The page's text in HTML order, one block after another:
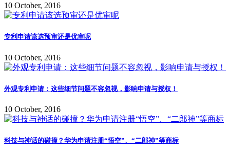
10 October, 2016
专利申请该选预审还是优审呢
10 October, 2016
外观专利申请：这些细节问题不容忽视，影响申请与授权！
10 October, 2016
科技与神话的碰撞？华为申请注册“悟空”、“二郎神”等商标